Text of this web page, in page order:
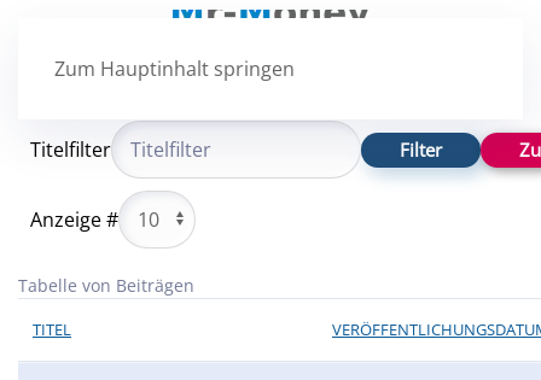
Zum Hauptinhalt springen
Titelfilter Filter
Anzeige #
Tabelle von Beiträgen
TITEL